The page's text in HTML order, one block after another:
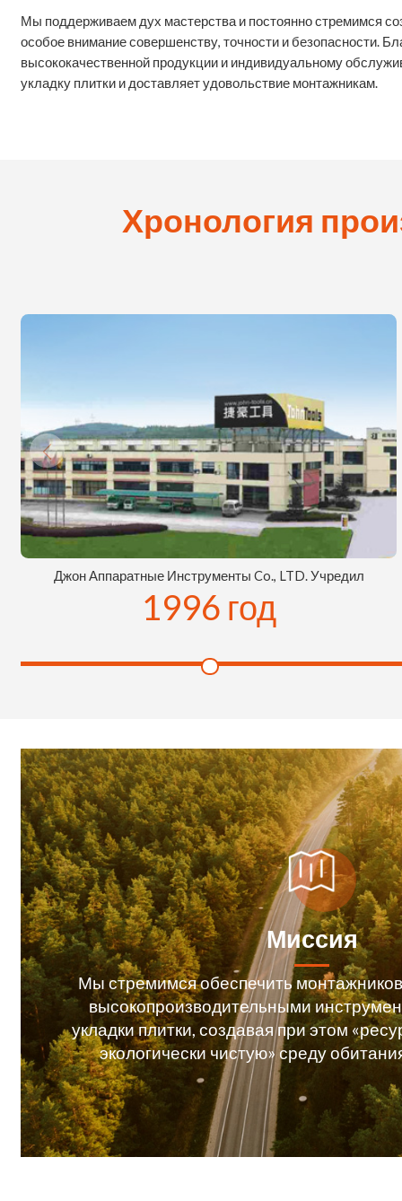
Мы поддерживаем дух мастерства и постоянно стремимся
особое внимание совершенству, точности и безопасности.
высококачественной продукции и индивидуальному
укладку плитки и доставляет удовольствие монтажникам.
Хронология
Джон Аппаратные Инструменты Co., LTD. Учредил
1996 год
Миссия
Мы стремимся обеспечить
высокопроизводительными
укладки плитки, создавая при этом
экологически чистую» среду